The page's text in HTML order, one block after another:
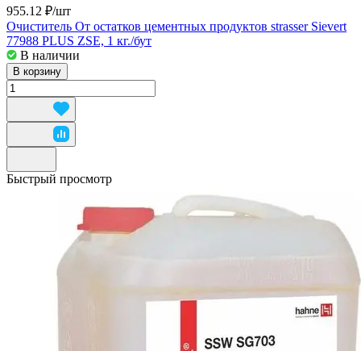
955.12 ₽/шт
Очиститель От остатков цементных продуктов strasser Sievert
77988 PLUS ZSE, 1 кг./бут
В наличии
В корзину
Быстрый просмотр